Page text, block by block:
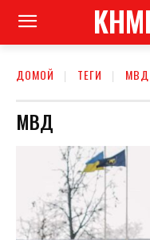
ДОМОЙ ТЕГИ МВД
МВД